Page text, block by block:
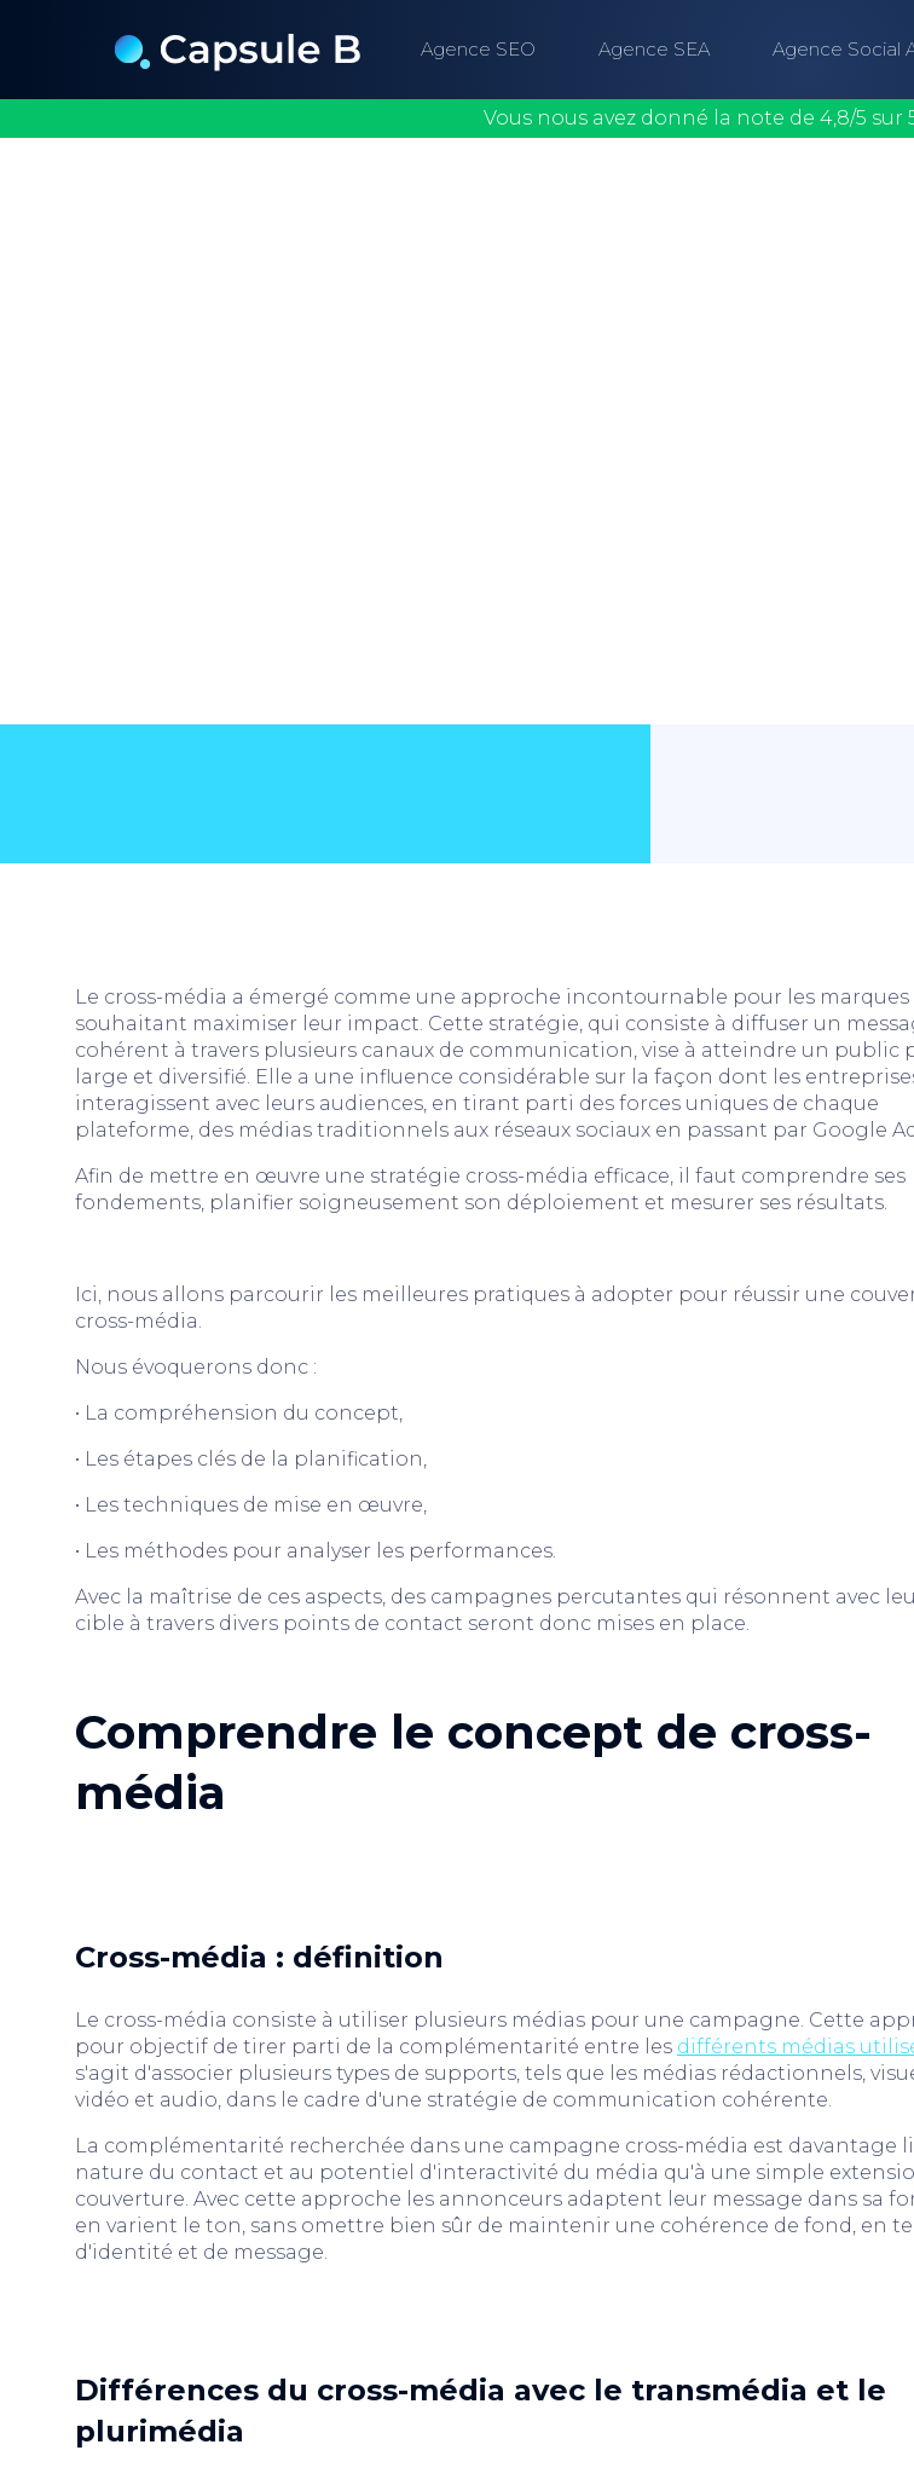
Agence SEO Agence SEA Agence Social
Vous nous avez donné la note de 4,8/5 sur
Le cross-média a émergé comme une approche incontournable pour les marques
souhaitant maximiser leur impact. Cette stratégie, qui consiste à diffuser un
cohérent à travers plusieurs canaux de communication, vise à atteindre un public
large et diversifié. Elle a une influence considérable sur la façon dont les
interagissent avec leurs audiences, en tirant parti des forces uniques de chaque
plateforme, des médias traditionnels aux réseaux sociaux en passant par Google
Afin de mettre en œuvre une stratégie cross-média efficace, il faut comprendre ses
fondements, planifier soigneusement son déploiement et mesurer ses résultats.
Ici, nous allons parcourir les meilleures pratiques à adopter pour réussir une
cross-média.
Nous évoquerons donc :
• La compréhension du concept,
• Les étapes clés de la planification,
• Les techniques de mise en œuvre,
• Les méthodes pour analyser les performances.
Avec la maîtrise de ces aspects, des campagnes percutantes qui résonnent avec
cible à travers divers points de contact seront donc mises en place.
Comprendre le concept de cross-
média
Cross-média : définition
Le cross-média consiste à utiliser plusieurs médias pour une campagne. Cette
pour objectif de tirer parti de la complémentarité entre les différents médias
s'agit d'associer plusieurs types de supports, tels que les médias rédactionnels,
vidéo et audio, dans le cadre d'une stratégie de communication cohérente.
La complémentarité recherchée dans une campagne cross-média est davantage
nature du contact et au potentiel d'interactivité du média qu'à une simple
couverture. Avec cette approche les annonceurs adaptent leur message dans sa
en varient le ton, sans omettre bien sûr de maintenir une cohérence de fond, en
d'identité et de message.
Différences du cross-média avec le transmédia et le
plurimédia